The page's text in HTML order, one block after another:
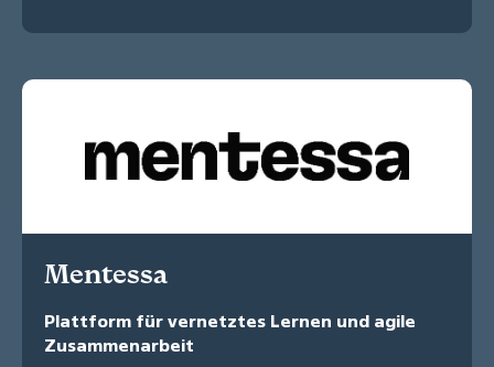
Mentessa
Plattform für vernetztes Lernen und agile
Zusammenarbeit